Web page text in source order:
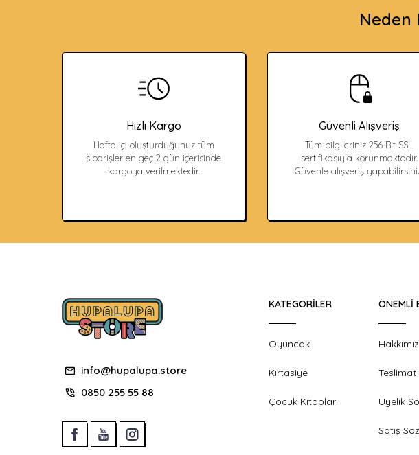
Neden
Hızlı Kargo
Hafta içi oluşturduğunuz tüm
siparişler en geç 2 gün içerisinde
kargoya verilmektedir.
Güvenli Alışveriş
Tüm bilgileriniz 256 Bit SSL
sertifikasıyla korunmaktadır.
Güvenle alışveriş
info@hupalupa.store
0850 255 55 88
KATEGORILER
Oyuncak
Kırtasiye
Çocuk Kitapları
ÖNEMLI
Teslimat
Üyelik
Satış